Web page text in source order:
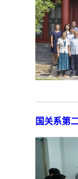
国关系第